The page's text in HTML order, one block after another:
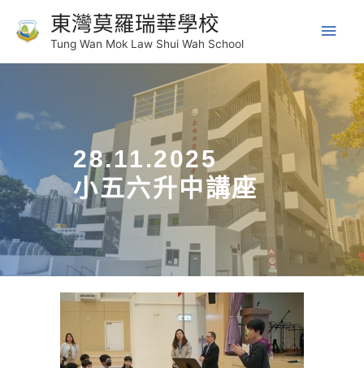
東灣莫羅瑞華學校
Tung Wan Mok Law Shui Wah School
28.11.2025
小五六升中講座